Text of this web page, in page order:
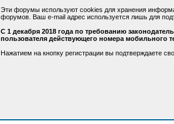
Эти форумы используют cookies для хранения
форумов. Ваш e-mail адрес используется лишь для
С 1 декабря 2018 года по требованию
пользователя действующего номера мобильного
Нажатием на кнопку регистрации вы подтверждаете